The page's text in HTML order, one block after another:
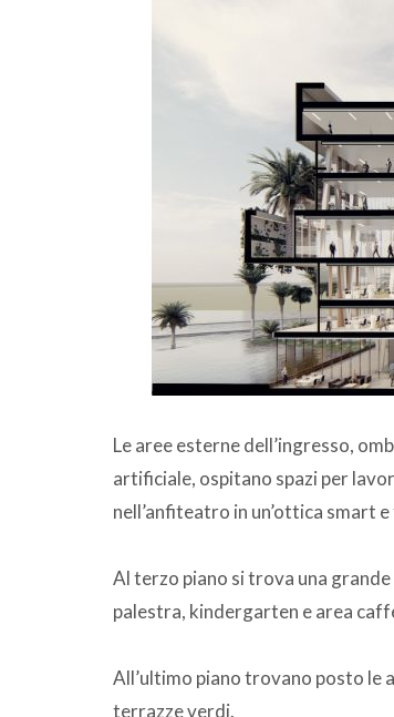
Le aree esterne dell’ingresso,
artificiale, ospitano spazi per
nell’anfiteatro in un’ottica smart
Al terzo piano si trova una grande
palestra, kindergarten e area
All’ultimo piano trovano posto le
terrazze verdi.